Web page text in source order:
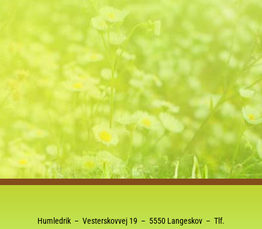
Humledrik – Vesterskovvej 19 – 5550 Langeskov – Tlf.